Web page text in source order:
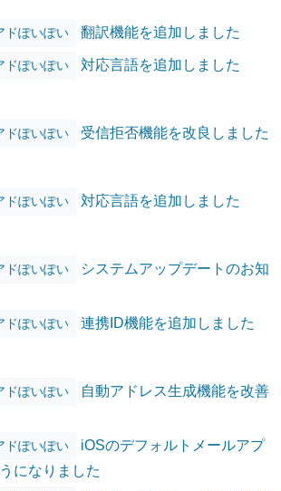
ドぽいぽい 翻訳機能を追加しました
ドぽいぽい 対応言語を追加しました
ドぽいぽい 受信拒否機能を改良しました
ドぽいぽい 対応言語を追加しました
ドぽいぽい
システムアップデートのお知
ドぽいぽい 連携ID機能を追加しました
ドぽいぽい
自動アドレス生成機能を改善
ドぽいぽい
iOSのデフォルトメールアプ
になりました